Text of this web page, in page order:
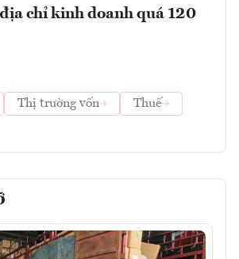
chỉ kinh doanh quá 120
Thị trường vốn
Thuế